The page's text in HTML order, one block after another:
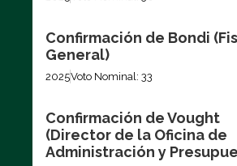
Confirmación de Bondi
General)
2025Voto Nominal: 33
Confirmación de Vought
(Director de la Oficina de
Administración y